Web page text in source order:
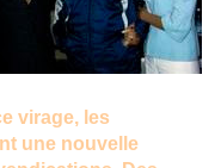
virage, les
une nouvelle